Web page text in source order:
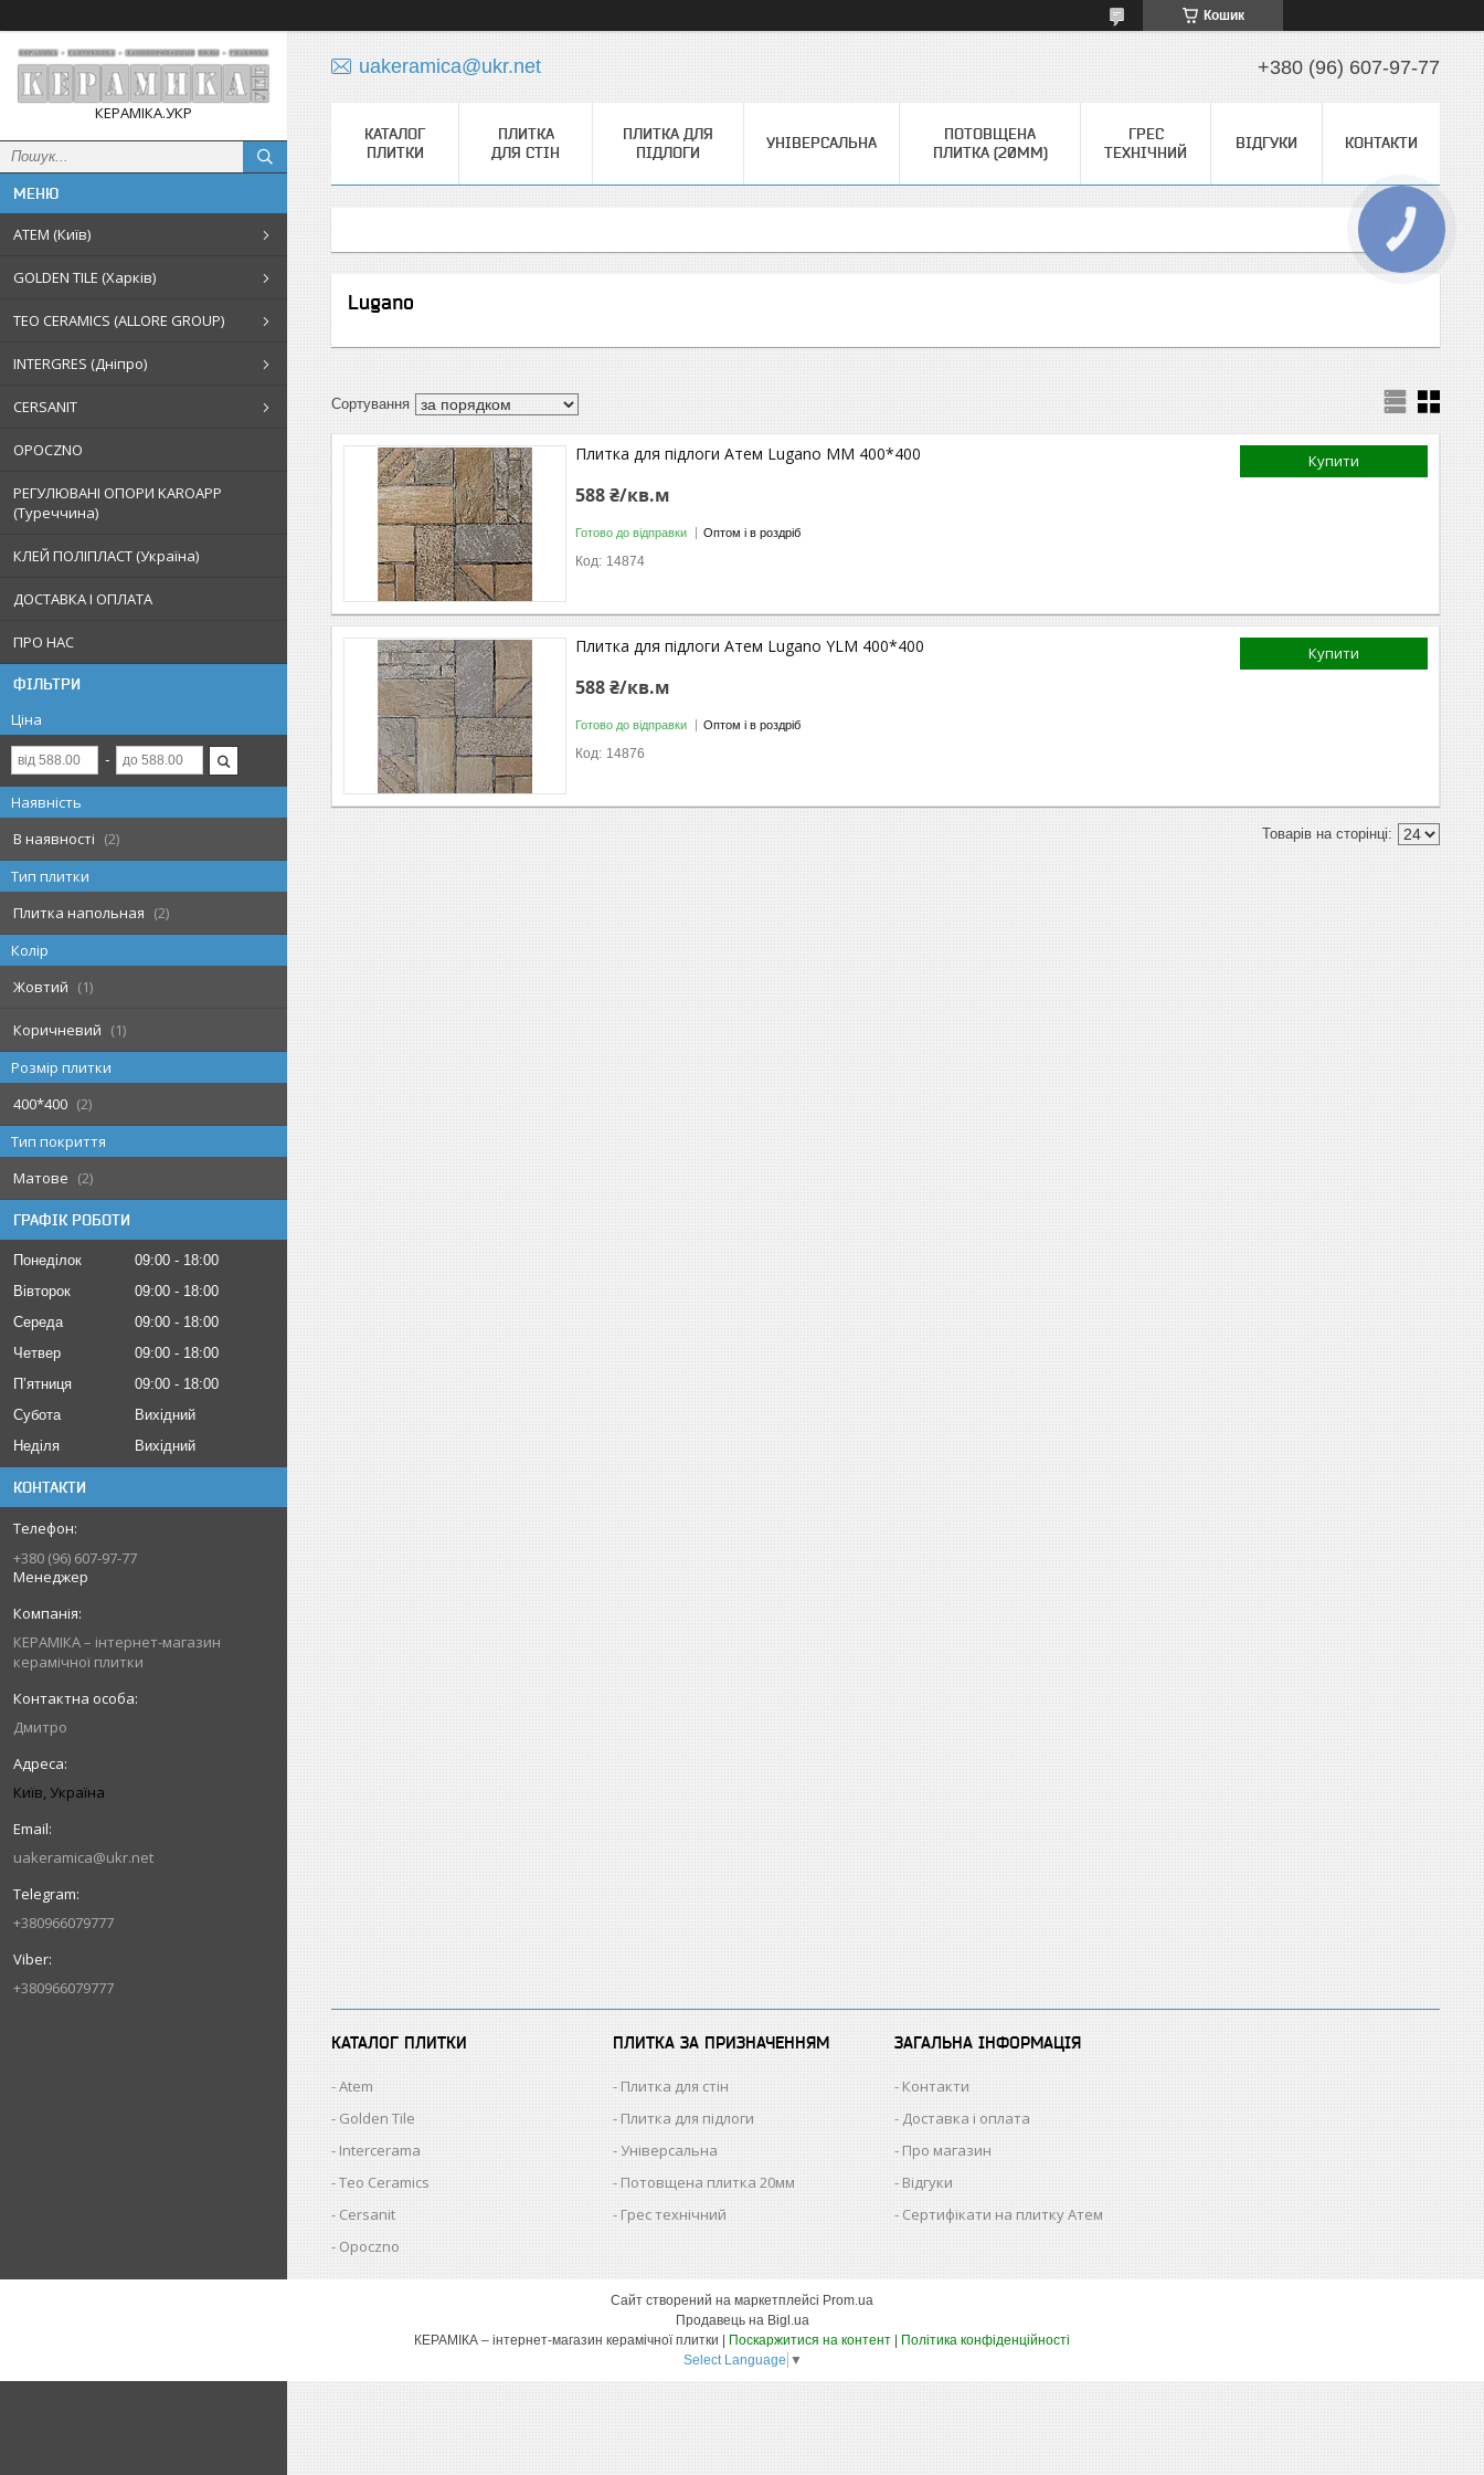
Кошик
КЕРАМІКА.УКР
АТЕМ (Київ)
GOLDEN TILE (Харків)
TEO CERAMICS (ALLORE GROUP)
INTERGRES (Дніпро)
CERSANIT
OPOCZNO
РЕГУЛЮВАНІ ОПОРИ KAROAPP
(Туреччина)
КЛЕЙ ПОЛІПЛАСТ (Україна)
ДОСТАВКА І ОПЛАТА
ПРО НАС
ФІЛЬТРИ
Ціна
Наявність
В наявності
2
Тип плитки
Плитка напольная
2
Колір
Жовтий
1
Коричневий
1
Розмір плитки
400*400
2
Тип покриття
Матове
2
ГРАФІК РОБОТИ
Понеділок 09:00
18:00
Вівторок
09:00
18:00
Середа
09:00
18:00
Четвер
09:00
18:00
Пʼятниця
09:00
18:00
Субота
Вихідний
Неділя
Вихідний
КОНТАКТИ
+380 (96) 607-97-77
Менеджер
КЕРАМІКА – інтернет-магазин
керамічної плитки
Дмитро
Київ, Україна
uakeramica@ukr.net
+380966079777
+380966079777
uakeramica@ukr.net +380 (96) 607-97-77
КАТАЛОГ
ПЛИТКИ
ПЛИТКА
ДЛЯ СТІН
ПЛИТКА ДЛЯ
ПІДЛОГИ
УНІВЕРСАЛЬНА
ПОТОВЩЕНА
ПЛИТКА (20ММ)
ГРЕС
ТЕХНІЧНИЙ
ВІДГУКИ КОНТАКТИ
Lugano
Купити
Плитка для підлоги Атем Lugano MM 400*400
588 ₴/кв.м
Готово до відправки Оптом і в роздріб
14874
Купити
Плитка для підлоги Атем Lugano YLM 400*400
588 ₴/кв.м
Готово до відправки Оптом і в роздріб
14876
КАТАЛОГ ПЛИТКИ
Atem
Golden Tile
Intercerama
Teo Ceramics
Cersanit
Opoczno
ПЛИТКА ЗА ПРИЗНАЧЕННЯМ
Плитка для стін
Плитка для підлоги
Універсальна
Потовщена плитка 20мм
Грес технічний
ЗАГАЛЬНА ІНФОРМАЦІЯ
Контакти
Доставка і оплата
Про магазин
Відгуки
Сертифікати на плитку Атем
Сайт створений на маркетплейсі Prom.ua
Продавець на Bigl.ua
КЕРАМІКА – інтернет-магазин керамічної плитки | Поскаржитися на контент | Політика конфіденційності
Select Language ▼
КНОПКА
ЗВ'ЯЗКУ